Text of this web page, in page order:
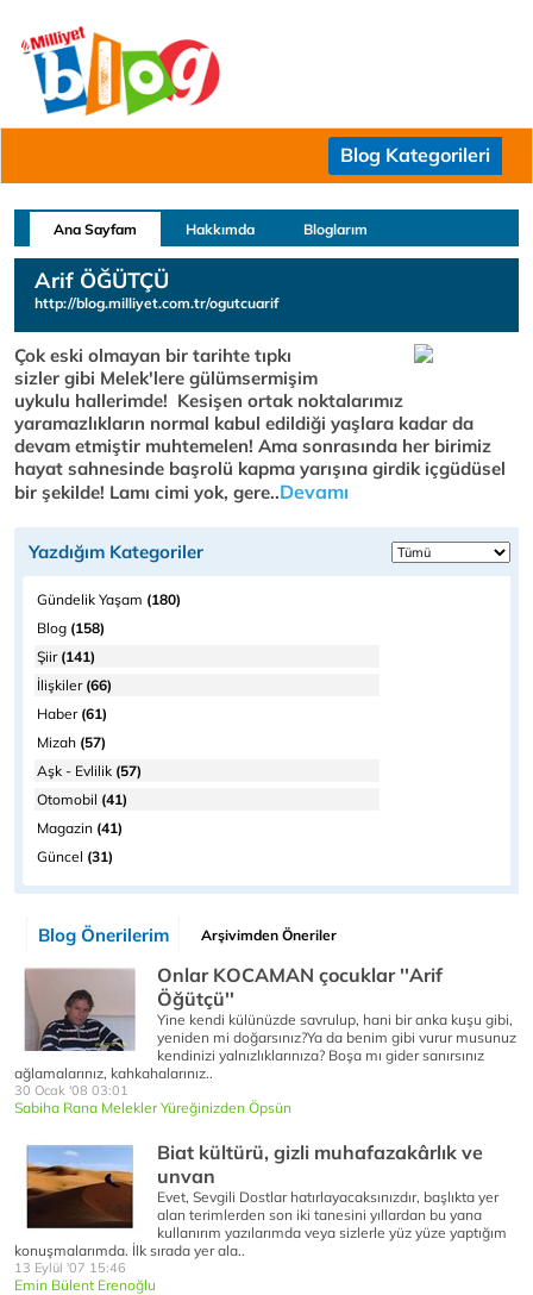
Blog Kategorileri
Ana Sayfam Hakkımda Bloglarım
Arif ÖĞÜTÇÜ
http://blog.milliyet.com.tr/ogutcuarif
Çok eski olmayan bir tarihte tıpkı
sizler gibi Melek'lere gülümsermişim
uykulu hallerimde! Kesişen ortak noktalarımız
yaramazlıkların normal kabul edildiği yaşlara kadar da
devam etmiştir muhtemelen! Ama sonrasında her birimiz
hayat sahnesinde başrolü kapma yarışına girdik içgüdüsel
bir şekilde! Lamı cimi yok, gere..Devamı
Yazdığım Kategoriler
Gündelik Yaşam (180)
Blog (158)
Şiir(141)
İlişkiler(66)
Haber(61)
Mizah (57)
Aşk - Evlilik (57)
Otomobil (41)
Magazin (41)
Güncel (31)
Blog Önerilerim Arşivimden Öneriler
Onlar KOCAMAN çocuklar ''Arif
Öğütçü''
Yine kendi külünüzde savrulup, hani bir anka kuşu gibi,
yeniden mi doğarsınız?Ya da benim gibi vurur musunuz
kendinizi yalnızlıklarınıza? Boşa mı gider sanırsınız
ağlamalarınız, kahkahalarınız..
30 Ocak '08 03:01
Sabiha Rana Melekler Yüreğinizden Öpsün
Biat kültürü, gizli muhafazakârlık ve
unvan
Evet, Sevgili Dostlar hatırlayacaksınızdır, başlıkta yer
alan terimlerden son iki tanesini yıllardan bu yana
kullanırım yazılarımda veya sizlerle yüz yüze yaptığım
konuşmalarımda. İlk sırada yer ala..
13 Eylül '07 15:46
Emin Bülent Erenoğlu